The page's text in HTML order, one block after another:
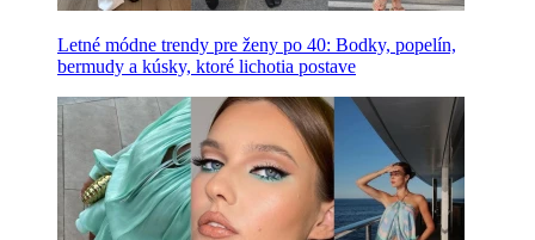
Letné módne trendy pre ženy po 40: Bodky, popelín,
bermudy a kúsky, ktoré lichotia postave